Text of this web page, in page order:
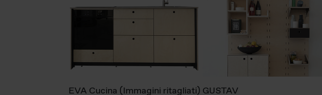
EVA Cucina (Immagini ritagliati) GUSTAV